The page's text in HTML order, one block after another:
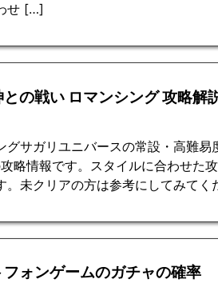
せ […]
との戦い ロマンシング 攻略解
グサガリユニバースの常設・高難
略情報です。スタイルに合わせた
。未クリアの方は参考にしてみてく
フォンゲームのガチャの確率